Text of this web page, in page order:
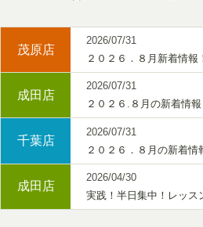
茂原店
2026/07/31
２０２６．８月新着情報
成田店
2026/07/31
２０２６.８月の新着情報
千葉店
2026/07/31
２０２６．８月の新着情
成田店
2026/04/30
実践！半日集中！レッス